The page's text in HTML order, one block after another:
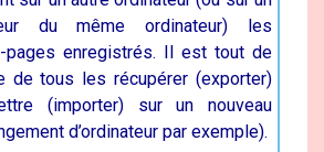
du même ordinateur) les
pages enregistrés. Il est tout de
de tous les récupérer (exporter)
(importer) sur un nouveau
d’ordinateur par exemple).